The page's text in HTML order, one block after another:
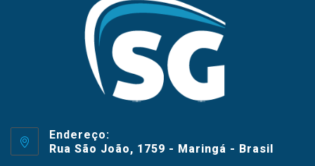
Endereço:
Rua São João, 1759 - Maringá - Brasil